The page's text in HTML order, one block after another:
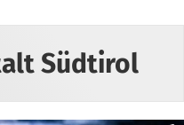
Südtirol